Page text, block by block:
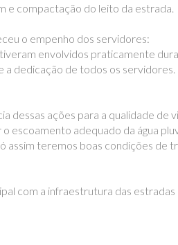
e compactação do leito da estrada.
o empenho dos servidores:
envolvidos praticamente
dedicação de todos os servidores.
ações para a qualidade de
escoamento adequado da água
assim teremos boas condições de
com a infraestrutura das